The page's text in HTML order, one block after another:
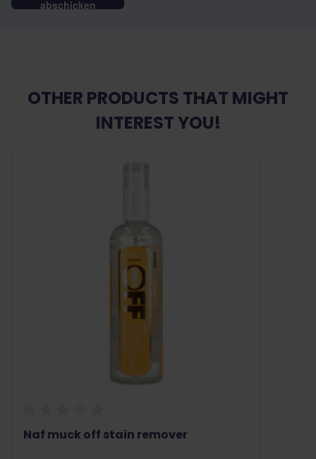
abschicken
OTHER PRODUCTS THAT MIGHT
INTEREST YOU!
Naf muck off stain remover